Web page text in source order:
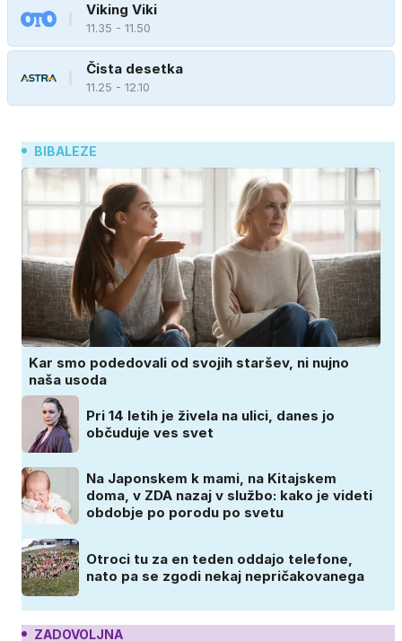
Viking Viki
11.35 - 11.50
Čista desetka
11.25 - 12.10
BIBALEZE
Kar smo podedovali od svojih staršev, ni nujno
naša usoda
Pri 14 letih je živela na ulici, danes jo
občuduje ves svet
Na Japonskem k mami, na Kitajskem
doma, v ZDA nazaj v službo: kako je videti
obdobje po porodu po svetu
Otroci tu za en teden oddajo telefone,
nato pa se zgodi nekaj nepričakovanega
ZADOVOLJNA